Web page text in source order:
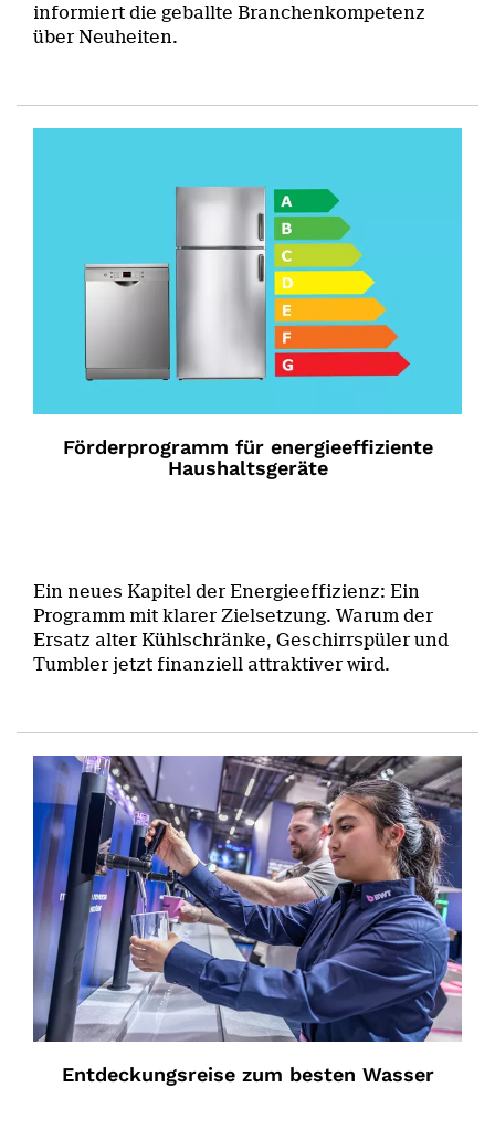
informiert die geballte Branchenkompetenz
über Neuheiten.
Förderprogramm für energieeffiziente
Haushaltsgeräte
Ein neues Kapitel der Energieeffizienz: Ein
Programm mit klarer Zielsetzung. Warum der
Ersatz alter Kühlschränke, Geschirrspüler und
Tumbler jetzt finanziell attraktiver wird.
Entdeckungsreise zum besten Wasser